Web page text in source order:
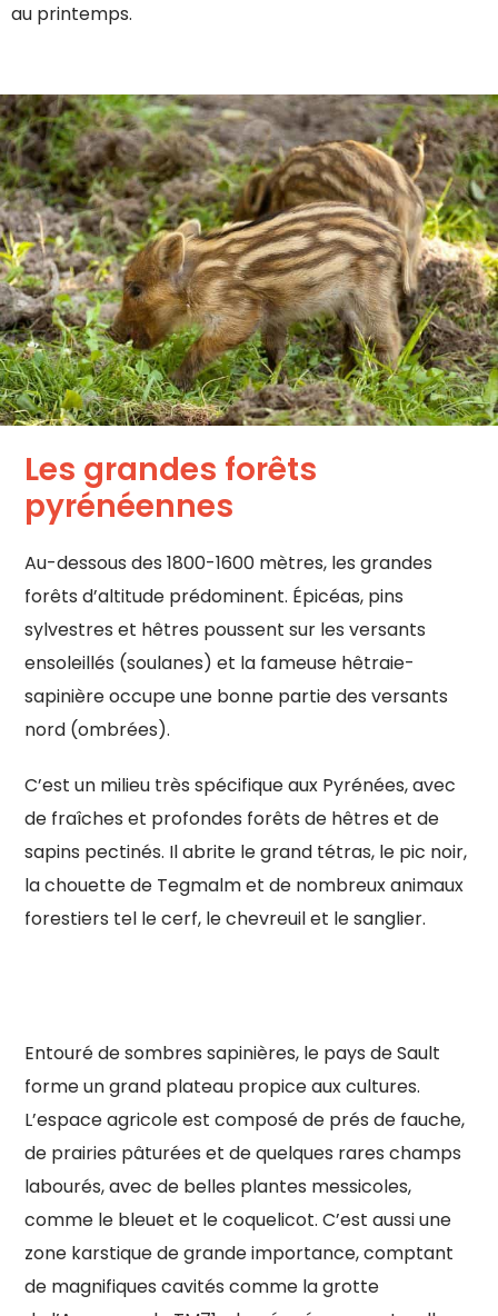
au printemps.
Les grandes forêts
pyrénéennes
Au-dessous des 1800-1600 mètres, les grandes
forêts d’altitude prédominent. Épicéas, pins
sylvestres et hêtres poussent sur les versants
ensoleillés (soulanes) et la fameuse hêtraie-
sapinière occupe une bonne partie des versants
nord (ombrées).
C’est un milieu très spécifique aux Pyrénées, avec
de fraîches et profondes forêts de hêtres et de
sapins pectinés. Il abrite le grand tétras, le pic noir,
la chouette de Tegmalm et de nombreux animaux
forestiers tel le cerf, le chevreuil et le sanglier.
Entouré de sombres sapinières, le pays de Sault
forme un grand plateau propice aux cultures.
L’espace agricole est composé de prés de fauche,
de prairies pâturées et de quelques rares champs
labourés, avec de belles plantes messicoles,
comme le bleuet et le coquelicot. C’est aussi une
zone karstique de grande importance, comptant
de magnifiques cavités comme la grotte